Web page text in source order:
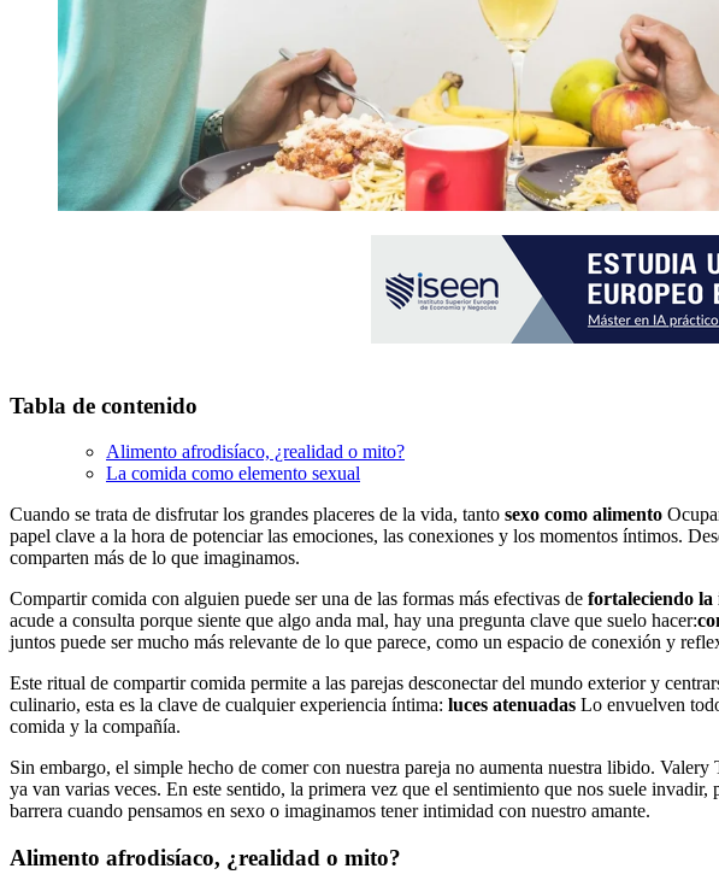
Tabla de contenido
Alimento afrodisíaco, ¿realidad o mito?
La comida como elemento sexual
Cuando se trata de disfrutar los grandes placeres de la vida, tanto sexo como alimento
papel clave a la hora de potenciar las emociones, las conexiones y los momentos íntimos.
comparten más de lo que imaginamos.
Compartir comida con alguien puede ser una de las formas más efectivas de fortaleciendo
acude a consulta porque siente que algo anda mal, hay una pregunta clave que suelo hacer:
juntos puede ser mucho más relevante de lo que parece, como un espacio de conexión y
Este ritual de compartir comida permite a las parejas desconectar del mundo exterior y
culinario, esta es la clave de cualquier experiencia íntima: luces atenuadas Lo envuelven
comida y la compañía.
Sin embargo, el simple hecho de comer con nuestra pareja no aumenta nuestra libido.
ya van varias veces. En este sentido, la primera vez que el sentimiento que nos suele
barrera cuando pensamos en sexo o imaginamos tener intimidad con nuestro amante.
Alimento afrodisíaco, ¿realidad o mito?